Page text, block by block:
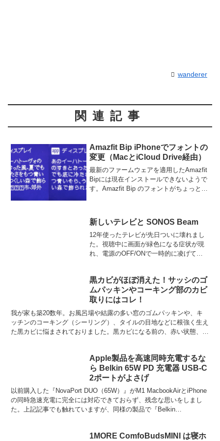
wanderer
関連記事
Amazfit Bip iPhoneでフォントの
変更（MacとiCloud Drive経由）
最新のファームウェアを適用したAmazfit
Bipには現在インストールできないようで
す。Amazfit Bip のフォントがちょっと見
た...
新しいテレビと SONOS Beam
12年使ったテレビが先日ついに壊れまし
た。視聴中に画面が緑色になる症状が現
れ、電源のOFF/ONで一時的に凌げてい
大きいサイズの新しいテレビを購入しま
した。初めはLGや...
黒カビがほぼ消えた！サッシのゴ
ムパッキンやコーキング部のカビ
取りにはコレ！
我が家も築20数年。お風呂場や結露の多い窓のゴムパッキンや、キ
ッチンのコーキング（シーリング）、タイルの目地などに根強く生え
た黒カビに悩まされておりました。黒カビになる前の、赤い状態、緑
Apple製品を高速同時充電するな
ら Belkin 65W PD 充電器 USB-C
2ポートがよさげ
以前購入した『NovaPort DUO（65W）』がM1 MacbookAirとiPhone
の同時急速充電に完全には対応できておらず、残念な思いをしまし
た。上記記事でも触れていますが、同様の製品で『Belkin
1MORE ComfoBudsMINI は寝ホ